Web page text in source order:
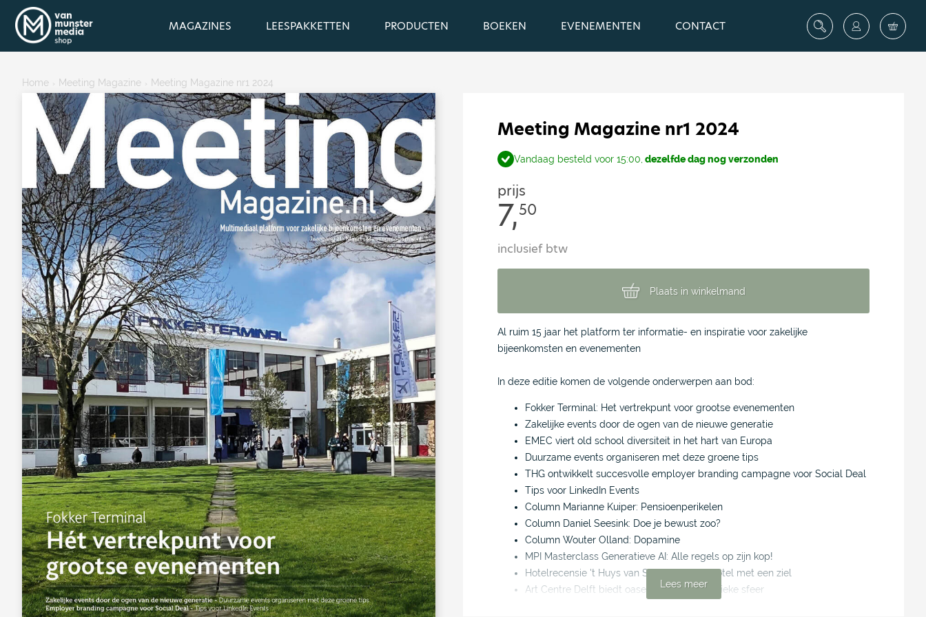
MAGAZINES LEESPAKKETTEN PRODUCTEN BOEKEN EVENEMENTEN CONTACT
Home › Meeting Magazine › Meeting Magazine nr1 2024
Meeting Magazine nr1 2024
Vandaag besteld voor 15:00, dezelfde dag nog verzonden
prijs
7,50
inclusief btw
Plaats in winkelmand
Al ruim 15 jaar het platform ter informatie- en inspiratie voor zakelijke
bijeenkomsten en evenementen
In deze editie komen de volgende onderwerpen aan bod:
Fokker Terminal: Het vertrekpunt voor grootse evenementen
Zakelijke events door de ogen van de nieuwe generatie
EMEC viert old school diversiteit in het hart van Europa
Duurzame events organiseren met deze groene tips
THG ontwikkelt succesvolle employer branding campagne voor Social Deal
Tips voor LinkedIn Events
Column Marianne Kuiper: Pensioenperikelen
Column Daniel Seesink: Doe je bewust zoo?
Column Wouter Olland: Dopamine
MPI Masterclass Generatieve AI: Alle regels op zijn kop!
Hotelrecensie 't Huys van Steyns: Boetiekhotel met een ziel
Art Centre Delft biedt oase van rust in artistieke sfeer
Lees meer